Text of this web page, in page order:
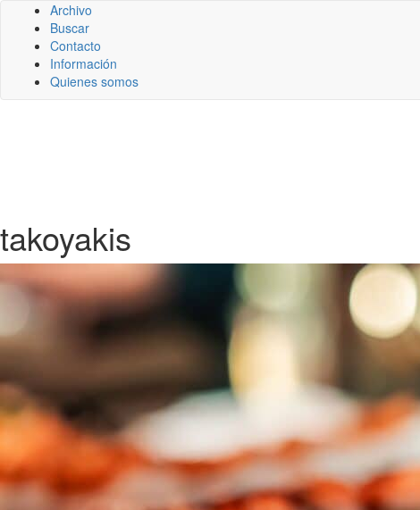
Archivo
Buscar
Contacto
Información
Quienes somos
takoyakis